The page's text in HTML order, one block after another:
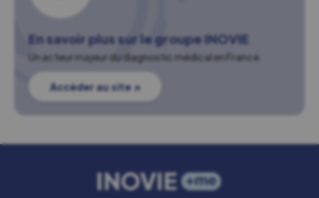
En savoir plus sur le groupe INOVIE
Un acteur majeur du diagnostic médical en France.
Accéder au site ↗